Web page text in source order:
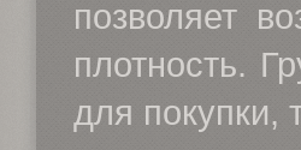
позволяет
плотность.
для покупки,